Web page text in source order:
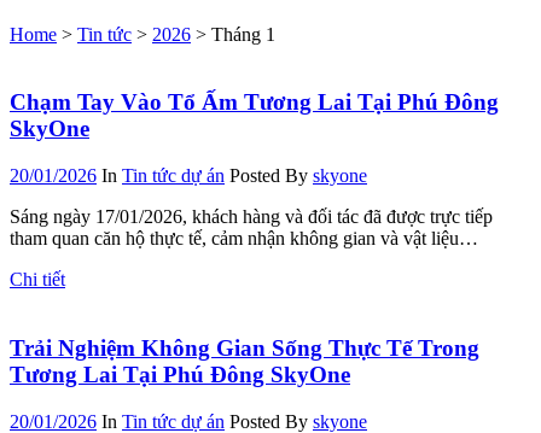
Home > Tin tức > 2026 > Tháng 1
Chạm Tay Vào Tổ Ấm Tương Lai Tại Phú Đông
SkyOne
20/01/2026 In Tin tức dự án Posted By skyone
Sáng ngày 17/01/2026, khách hàng và đối tác đã được trực tiếp
tham quan căn hộ thực tế, cảm nhận không gian và vật liệu…
Chi tiết
Trải Nghiệm Không Gian Sống Thực Tế Trong
Tương Lai Tại Phú Đông SkyOne
20/01/2026 In Tin tức dự án Posted By skyone